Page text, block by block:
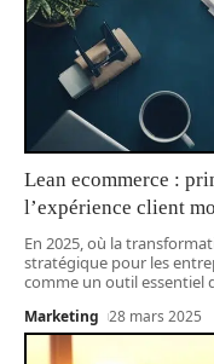
Lean ecommerce :
l’expérience client
En 2025, où la
stratégique pour les
comme un outil essentiel
Marketing 28 mars 2025